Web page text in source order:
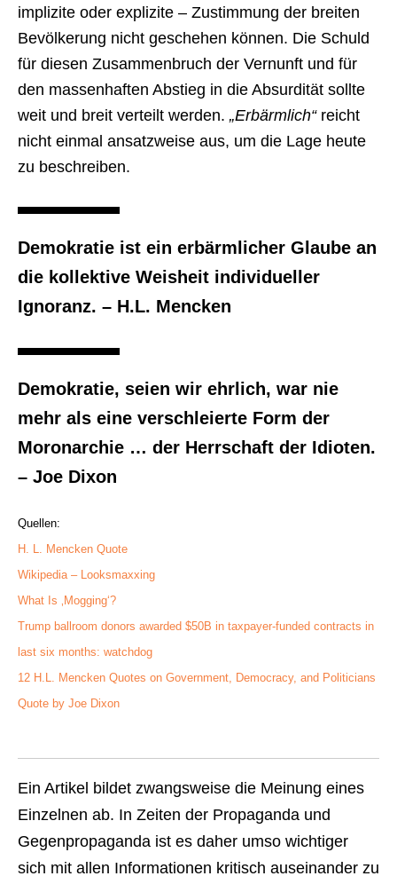
implizite oder explizite – Zustimmung der breiten
Bevölkerung nicht geschehen können. Die Schuld
für diesen Zusammenbruch der Vernunft und für
den massenhaften Abstieg in die Absurdität sollte
weit und breit verteilt werden. „Erbärmlich“reicht
nicht einmal ansatzweise aus, um die Lage heute
zu beschreiben.
Demokratie ist ein erbärmlicher Glaube an
die kollektive Weisheit individueller
Ignoranz. – H.L. Mencken
Demokratie, seien wir ehrlich, war nie
mehr als eine verschleierte Form der
Moronarchie … der Herrschaft der Idioten.
– Joe Dixon
Quellen:
H. L. Mencken Quote
Wikipedia – Looksmaxxing
What Is ‚Mogging‘?
Trump ballroom donors awarded $50B in taxpayer-funded contracts in
last six months: watchdog
12 H.L. Mencken Quotes on Government, Democracy, and Politicians
Quote by Joe Dixon
Ein Artikel bildet zwangsweise die Meinung eines
Einzelnen ab. In Zeiten der Propaganda und
Gegenpropaganda ist es daher umso wichtiger
sich mit allen Informationen kritisch auseinander zu